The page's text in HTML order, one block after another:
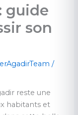
guide
son
/
reste une
habitants et